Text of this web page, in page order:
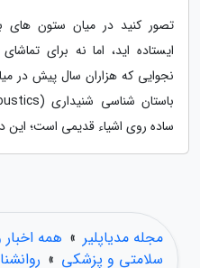
ایستاده اید، اما نه برای
نجوایی که هزاران سال پیش در
ساده روی اشیاء قدیمی است؛ این
مجله مدیاپلیر » همه اخبار
سلامتی و پزشکی »